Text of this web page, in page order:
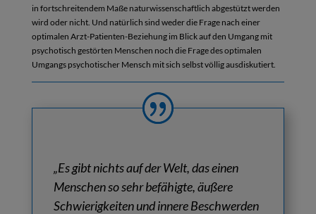
in fortschreitendem Maße naturwissenschaftlich abgestützt werden
wird oder nicht. Und natürlich sind weder die Frage nach einer
optimalen Arzt-Patienten-Beziehung im Blick auf den Umgang mit
psychotisch gestörten Menschen noch die Frage des optimalen
Umgangs psychotischer Mensch mit sich selbst völlig ausdiskutiert.
„Es gibt nichts auf der Welt, das einen
Menschen so sehr befähigte, äußere
Schwierigkeiten und innere Beschwerden